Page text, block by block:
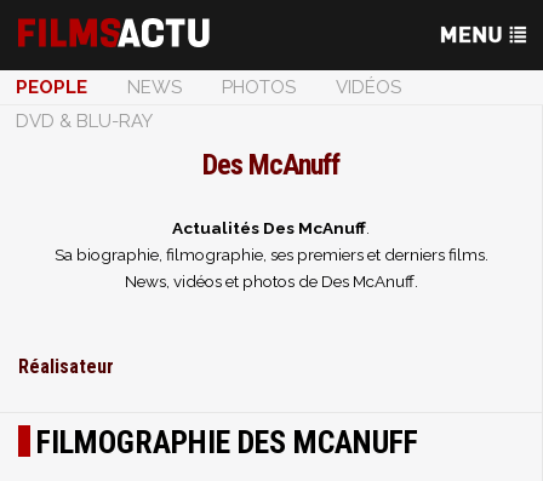
PEOPLE NEWS PHOTOS
VIDÉOS
DVD & BLU-RAY
Des McAnuff
Actualités Des McAnuff
Sa biographie, filmographie, ses premiers et derniers films.
News, vidéos et photos de Des McAnuff.
Réalisateur
FILMOGRAPHIE DES MCANUFF